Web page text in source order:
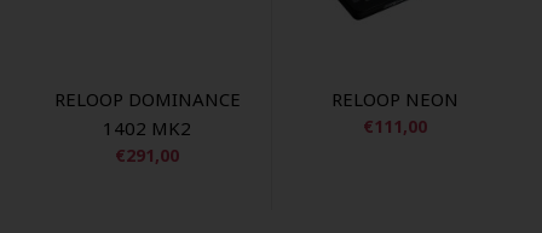
RELOOP DOMINANCE
1402 MK2
€291,00
RELOOP NEON
€111,00